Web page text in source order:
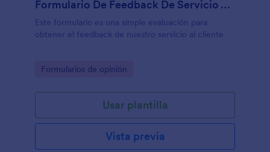
Formulario De Feedback De Servicio Al Cliente
Este formulario es una simple evaluación para
obtener el feedback de nuestro servicio al cliente
Go to Category:
Formularios de opinión
Usar plantilla
Vista previa